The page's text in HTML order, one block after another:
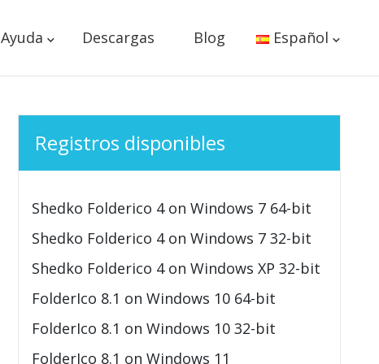
Ayuda Descargas Blog Español
Registros disponibles
Shedko Folderico 4 on Windows 7 64-bit
Shedko Folderico 4 on Windows 7 32-bit
Shedko Folderico 4 on Windows XP 32-bit
FolderIco 8.1 on Windows 10 64-bit
FolderIco 8.1 on Windows 10 32-bit
FolderIco 8.1 on Windows 11